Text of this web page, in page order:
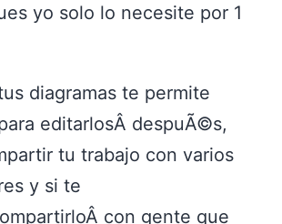
yo solo lo necesite por 1
diagramas te permite
editarlosÂ despuÃ©s,
tu trabajo con varios
y si te
con gente que